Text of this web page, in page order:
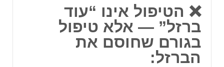
❌ הטיפול אינו “עוד
ברזל” — אלא טיפול
בגורם שחוסם את
הברזל: